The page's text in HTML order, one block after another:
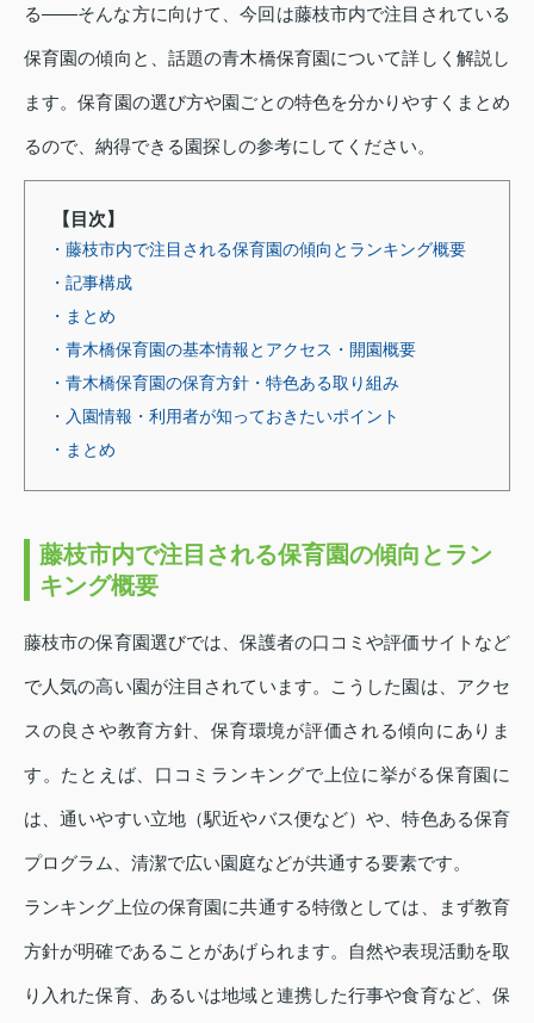
る――そんな方に向けて、今回は藤枝市内で注目されている
保育園の傾向と、話題の青木橋保育園について詳しく解説し
ます。保育園の選び方や園ごとの特色を分かりやすくまとめ
るので、納得できる園探しの参考にしてください。
【目次】
・藤枝市内で注目される保育園の傾向とランキング概要
・記事構成
・まとめ
・青木橋保育園の基本情報とアクセス・開園概要
・青木橋保育園の保育方針・特色ある取り組み
・入園情報・利用者が知っておきたいポイント
・まとめ
藤枝市内で注目される保育園の傾向とラン
キング概要
藤枝市の保育園選びでは、保護者の口コミや評価サイトなど
で人気の高い園が注目されています。こうした園は、アクセ
スの良さや教育方針、保育環境が評価される傾向にありま
す。たとえば、口コミランキングで上位に挙がる保育園に
は、通いやすい立地（駅近やバス便など）や、特色ある保育
プログラム、清潔で広い園庭などが共通する要素です。
ランキング上位の保育園に共通する特徴としては、まず教育
方針が明確であることがあげられます。自然や表現活動を取
り入れた保育、あるいは地域と連携した行事や食育など、保